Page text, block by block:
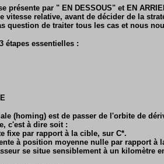
présente par " EN DESSOUS" et EN
vitesse relative, avant de décider de la
question de traiter tous les cas et nous
étapes essentielles :
(homing) est de passer de l'orbite de
c'est à dire soit :
fixe par rapport à la cible, sur C*.
à position moyenne nulle par rapport à
se situe sensiblement à un kilomètre